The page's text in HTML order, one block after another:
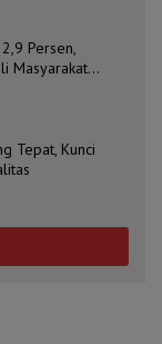
Persen,
Masyarakat
Tepat, Kunci